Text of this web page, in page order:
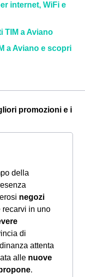
internet, WiFi e
TIM a Aviano
a Aviano e scopri
promozioni e i
della
negozi
recarvi in uno
di
attenta
alle nuove
.